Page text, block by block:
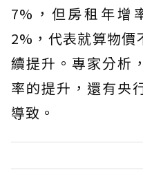
7%，但房租年增
2%，代表就算物價
續提升。專家分析
率的提升，還有央
導致。